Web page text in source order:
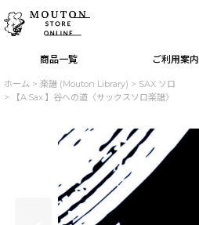
商品一覧 ご利用案内
ホーム > 楽譜 (Mouton Library) > SAX ソロ
>
【A.Sax.】谷への道〈サックスソロ楽譜〉